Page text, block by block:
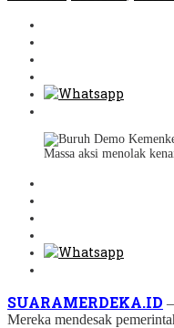
Massa aksi menolak
SUARAMERDEKA.ID
Mereka mendesak